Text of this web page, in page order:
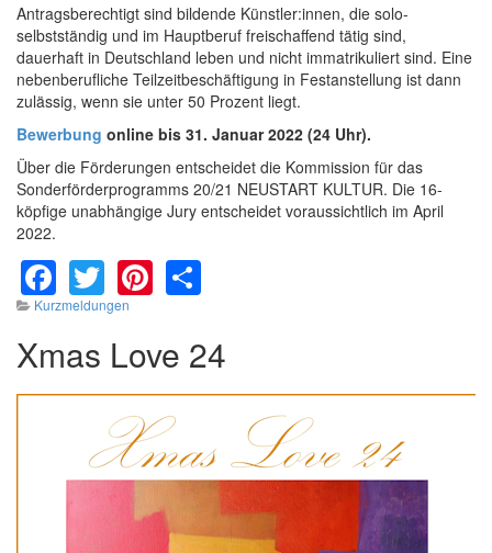
Antragsberechtigt sind bildende Künstler:innen, die solo-
selbstständig und im Hauptberuf freischaffend tätig sind,
dauerhaft in Deutschland leben und nicht immatrikuliert sind. Eine
nebenberufliche Teilzeitbeschäftigung in Festanstellung ist dann
zulässig, wenn sie unter 50 Prozent liegt.
Bewerbung online bis 31. Januar 2022 (24 Uhr).
Über die Förderungen entscheidet die Kommission für das
Sonderförderprogramms 20/21 NEUSTART KULTUR. Die 16-
köpfige unabhängige Jury entscheidet voraussichtlich im April
2022.
Facebook
TwitterPinterest
Kurzmeldungen
Xmas Love 24